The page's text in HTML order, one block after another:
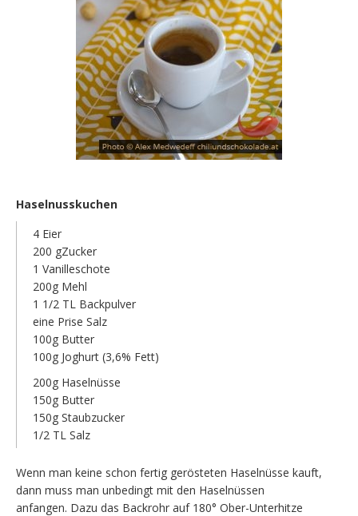
Haselnusskuchen
4 Eier
200 gZucker
1 Vanilleschote
200g Mehl
1 1/2 TL Backpulver
eine Prise Salz
100g Butter
100g Joghurt (3,6% Fett)
200g Haselnüsse
150g Butter
150g Staubzucker
1/2 TL Salz
Wenn man keine schon fertig gerösteten Haselnüsse kauft,
dann muss man unbedingt mit den Haselnüssen
anfangen. Dazu das Backrohr auf 180° Ober-Unterhitze